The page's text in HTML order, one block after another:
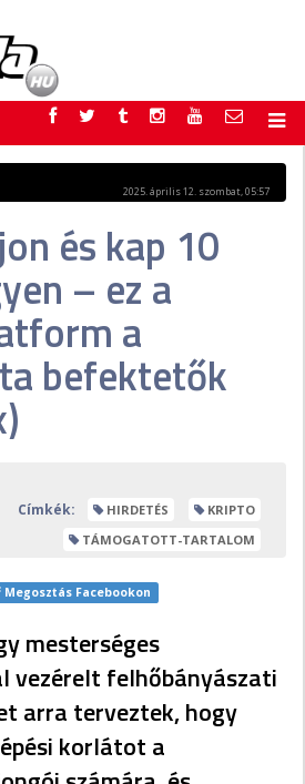
MOTOR
HAZAI
EGYÉB
TIPPJÁTÉK
PONTÁLLÁSOK
2025. április 12. szombat, 05:57
és kap 10
– ez a
a
befektetők
Címkék:
HIRDETÉS
KRIPTO
TÁMOGATOTT-TARTALOM
Megosztás Facebookon
mesterséges
vezérelt felhőbányászati
arra terveztek, hogy
korlátot a